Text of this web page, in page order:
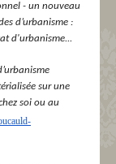
- un nouveau
d’urbanisme :
d'urbanisme...
sur une
soi ou au